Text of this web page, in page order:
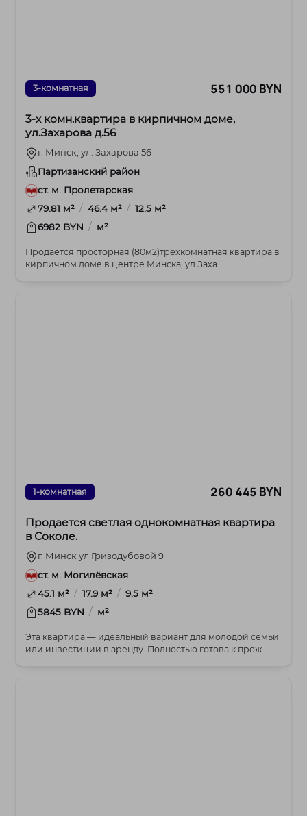
3-комнатная 551 000 BYN
3-х комн.квартира в кирпичном доме,
ул.Захарова д.56
г. Минск, ул. Захарова 56
Партизанский район
ст. м. Пролетарская
79.81 м² / 46.4 м² / 12.5 м²
6982 BYN / м²
Продается просторная (80м2)трехкомнатная квартира в
кирпичном доме в центре Минска, ул.Заха...
1-комнатная 260 445 BYN
Продается светлая однокомнатная квартира
в Соколе.
г. Минск ул.Гризодубовой 9
ст. м. Могилёвская
45.1 м² / 17.9 м² / 9.5 м²
5845 BYN / м²
Эта квартира — идеальный вариант для молодой семьи
или инвестиций в аренду. Полностью готова к прож...